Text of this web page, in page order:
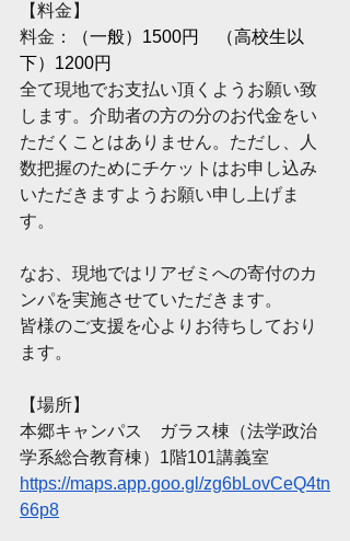
【料金】
料金：
（一般）1500円　（高校生以
下）1200円
全て現地でお支払い頂くようお願い致
します。介助者の方の分のお代金をい
ただくことはありません。ただし、人
数把握のためにチケットはお申し込み
いただきますようお願い申し上げま
す。
なお、現地ではリアゼミへの寄付のカ
ンパを実施させていただきます。
皆様のご支援を心よりお待ちしており
ます。
【場所】
本郷キャンパス　ガラス棟（法学政治
学系総合教育棟）1階101講義室
https://maps.app.goo.gl/zg6bLovCeQ4tn
66p8